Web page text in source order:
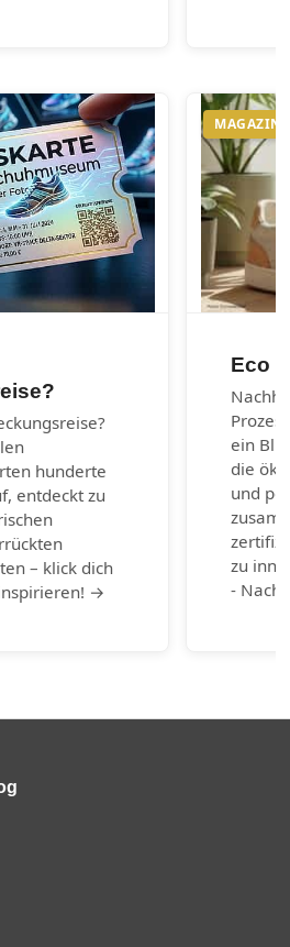
hunderte
entdeckt zu
– klick dich
→
MAGAZIN
Eco
ein
die
und
zu
-